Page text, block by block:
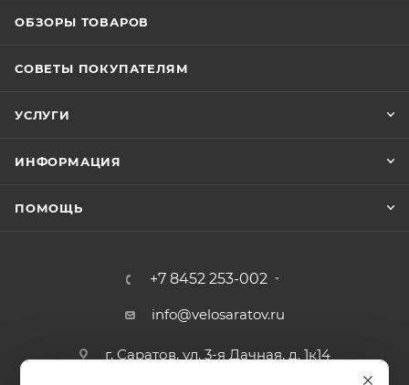
ОБЗОРЫ ТОВАРОВ
СОВЕТЫ ПОКУПАТЕЛЯМ
УСЛУГИ
ИНФОРМАЦИЯ
ПОМОЩЬ
+7 8452 253-002
info@velosaratov.ru
г. Саратов, ул. 3-я Дачная, д. 1к14